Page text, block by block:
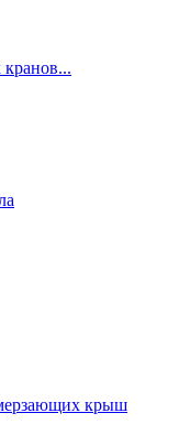
кранов...
крыш